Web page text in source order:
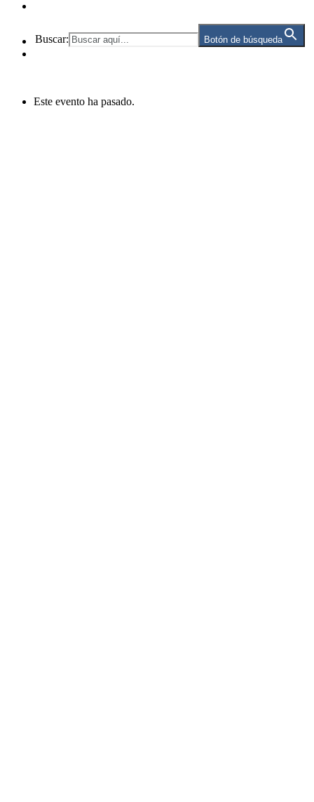
Buscar: Botón de búsqueda
Este evento ha pasado.